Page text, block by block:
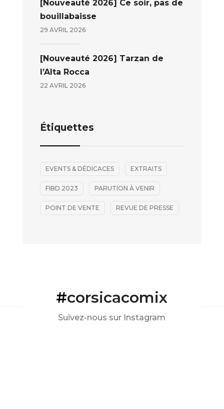
[Nouveauté 2026] Ce soir, pas de
bouillabaisse
29 AVRIL 2026
[Nouveauté 2026] Tarzan de
l’Alta Rocca
22 AVRIL 2026
Étiquettes
EVENTS & DÉDICACES EXTRAITS
FIBD 2023 PARUTION À VENIR
POINT DE VENTE REVUE DE PRESSE
#corsicacomix
Suivez-nous sur Instagram